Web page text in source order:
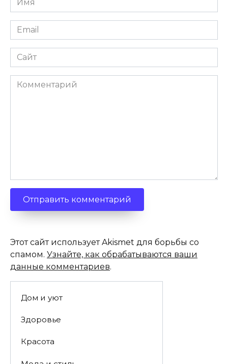
*
Email
*
Сайт
Комментарий
Этот сайт использует Akismet для борьбы со
спамом. Узнайте, как обрабатываются ваши
данные комментариев.
Дом и уют
Здоровье
Красота